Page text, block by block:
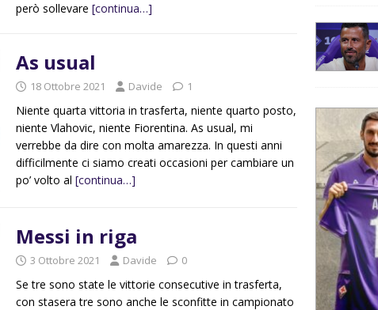
però sollevare [continua…]
As usual
18 Ottobre 2021 Davide 1
Niente quarta vittoria in trasferta, niente quarto posto,
niente Vlahovic, niente Fiorentina. As usual, mi
verrebbe da dire con molta amarezza. In questi anni
difficilmente ci siamo creati occasioni per cambiare un
po’ volto al [continua…]
Messi in riga
3 Ottobre 2021 Davide 0
Se tre sono state le vittorie consecutive in trasferta,
con stasera tre sono anche le sconfitte in campionato